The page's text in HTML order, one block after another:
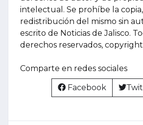
intelectual. Se prohíbe la
redistribución del mismo sin
escrito de Noticias de Jalisco.
derechos reservados,
Comparte en redes sociales
Facebook